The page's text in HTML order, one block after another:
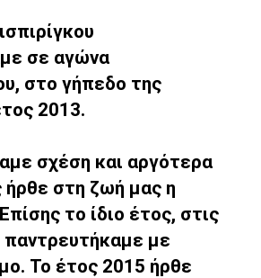
σε αγώνα
στο γήπεδο της
2013.
σχέση και αργότερα
ήρθε στη ζωή μας η
το ίδιο έτος, στις
με
Το έτος 2015 ήρθε